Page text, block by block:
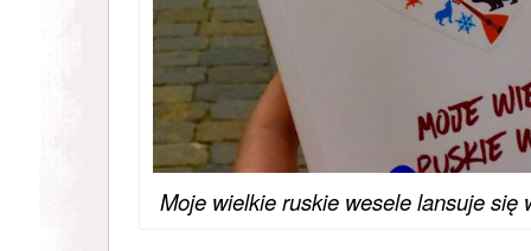
Moje wielkie ruskie wesele lansuje się